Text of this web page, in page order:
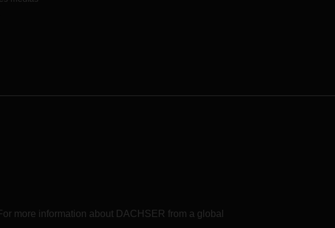
more information about DACHSER from a global